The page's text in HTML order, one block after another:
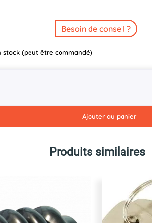
Besoin de conseil ?
stock (peut être commandé)
Ajouter au panier
Produits similaires